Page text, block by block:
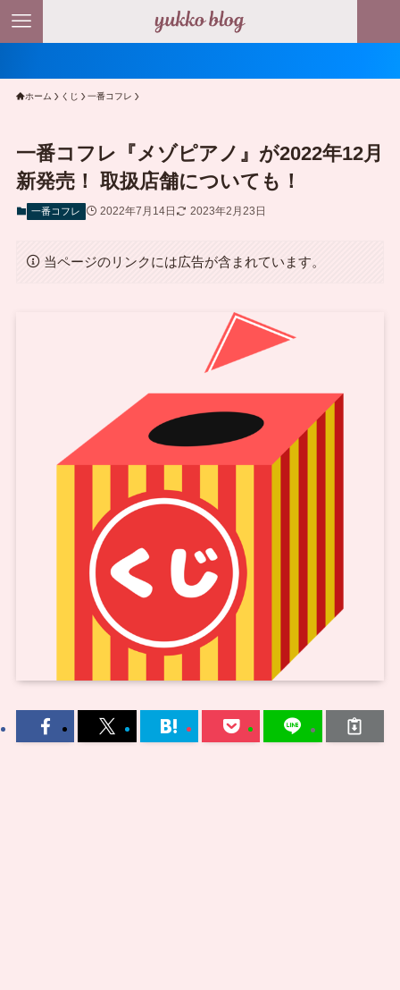
ホーム くじ 一番コフレ
一番コフレ『メゾピアノ』が2022年12月
新発売！ 取扱店舗についても！
一番コフレ 2022年7月14日 2023年2月23日
当ページのリンクには広告が含まれています。